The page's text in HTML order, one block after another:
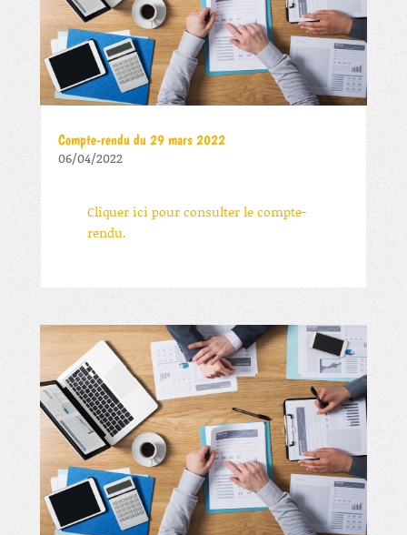
Compte-rendu du 29 mars 2022
06/04/2022
Cliquer ici pour consulter le compte-
rendu.